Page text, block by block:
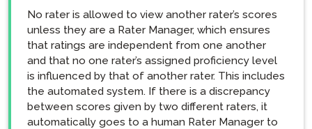
No rater is allowed to view another rater’s scores
unless they are a Rater Manager, which ensures
that ratings are independent from one another
and that no one rater’s assigned proficiency level
is influenced by that of another rater. This includes
the automated system. If there is a discrepancy
between scores given by two different raters, it
automatically goes to a human Rater Manager to